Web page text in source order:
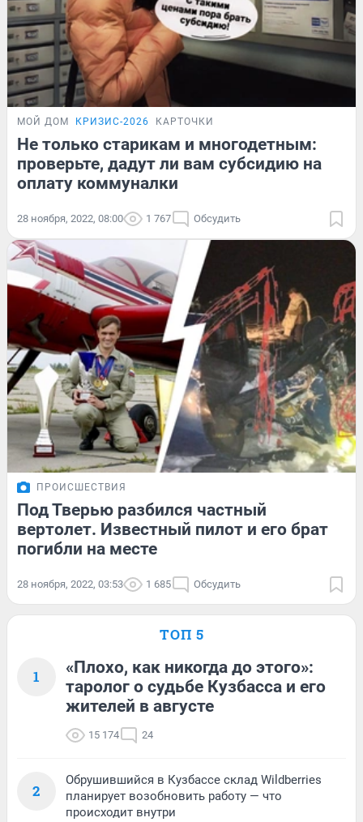
МОЙ ДОМ КРИЗИС-2026 КАРТОЧКИ
Не только старикам и многодетным:
проверьте, дадут ли вам субсидию на
оплату коммуналки
28 ноября, 2022, 08:00 1 767 Обсудить
ПРОИСШЕСТВИЯ
Под Тверью разбился частный
вертолет. Известный пилот и его брат
погибли на месте
28 ноября, 2022, 03:53 1 685 Обсудить
ТОП 5
1
«Плохо, как никогда до этого»:
таролог о судьбе Кузбасса и его
жителей в августе
15 174 24
2
Обрушившийся в Кузбассе склад Wildberries
планирует возобновить работу — что
происходит внутри